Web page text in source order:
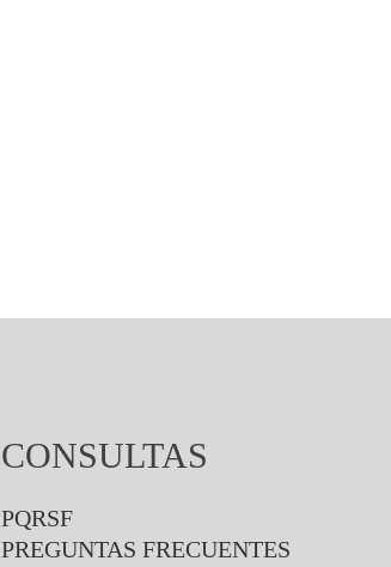
CONSULTAS
PQRSF
PREGUNTAS FRECUENTES